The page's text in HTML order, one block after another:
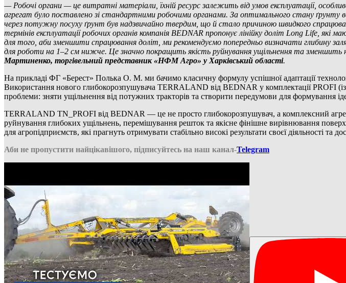
— Робочі органи — це витратні матеріали, їхній ресурс залежить від умов експлуатації,
агрегат було поставлено зі стандартними робочими органами. За оптимального стану ґрунту
через потужну посуху ґрунт був надзвичайно твердим, що й стало причиною швидкого
термінів експлуатації робочих органів компанія BEDNAR пропонує лінійку доліт Long Life , які
для того, аби зменшити спрацювання доліт, ми рекомендуємо попередньо визначати глибину
для роботи на 1–2 см нижче. Це значно покращить якість руйнування ущільнення та
Мартиненко, торгівельний представник «НФМ Агро» у Харківський області.
На прикладі ФГ «Берест» Полька О. М. ми бачимо класичну формулу успішної адаптації
Використання нового глибокорозпушувача TERRALAND від BEDNAR у комплектації PROFI (із
проблеми: зняти ущільнення від потужних тракторів та створити передумови для формування
TERRALAND TN_PROFI від BEDNAR — це не просто глибокорозпушувач, а комплексний
руйнування глибоких ущільнень, перемішування решток та якісне фінішне вирівнювання
для агропідприємств, які прагнуть отримувати стабільно високі результати своєї діяльності та
Аби не пропустити найцікавішого, підписуйтесь на наш канал-Telegram